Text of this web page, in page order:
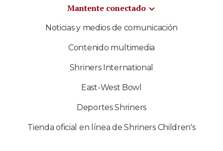
Mantente conectado
Noticias y medios de comunicación
Contenido multimedia
Shriners International
East-West Bowl
Deportes Shriners
Tienda oficial en línea de Shriners Children's